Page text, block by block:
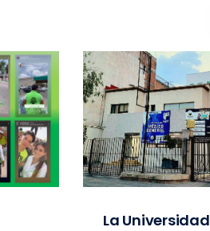
La Universidad